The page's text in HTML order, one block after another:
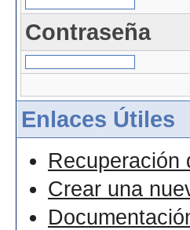
Contraseña
Enlaces Útiles
Recuperación
Crear una